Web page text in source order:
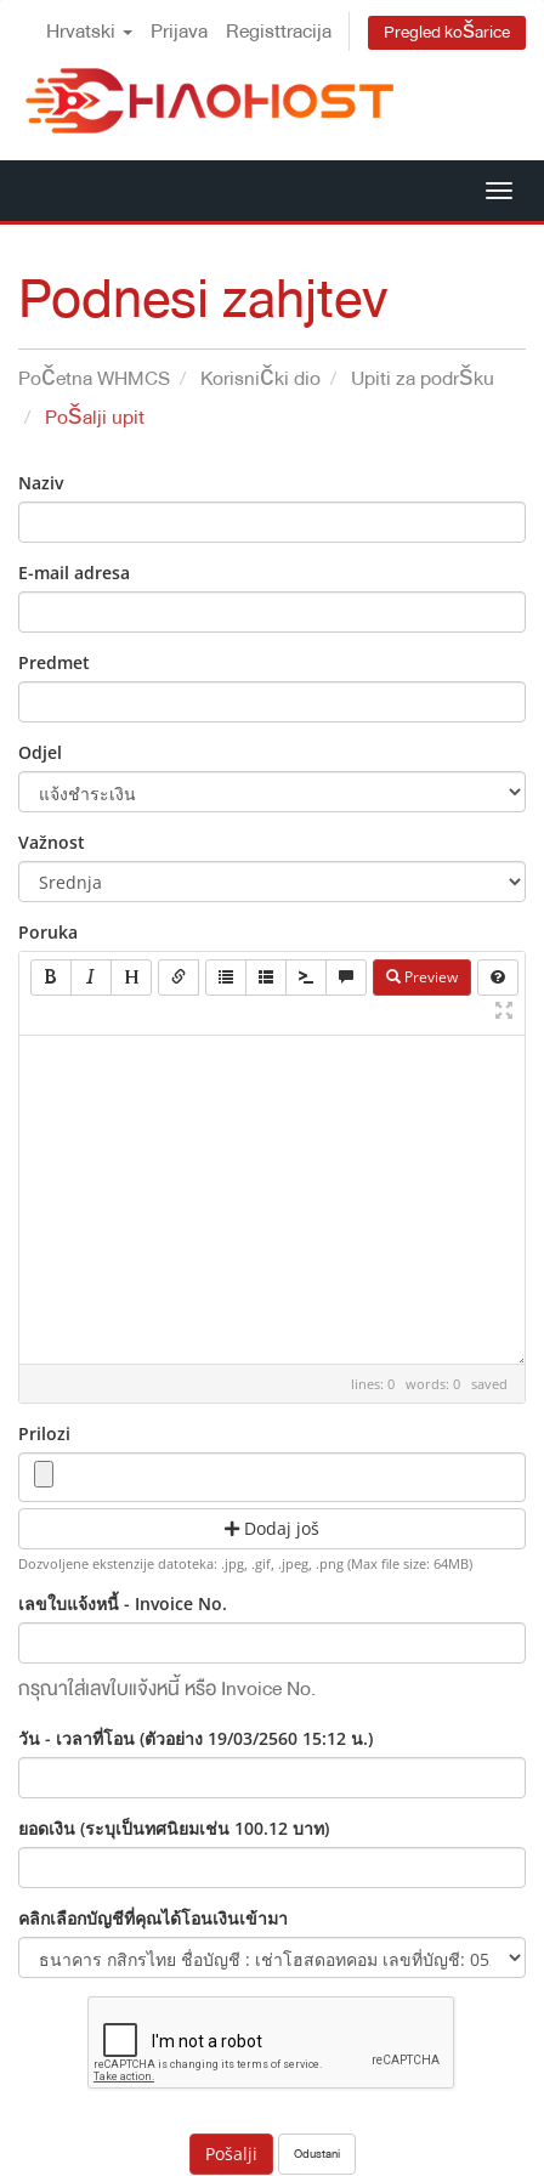
Hrvatski Prijava Registtracija Pregled košarice
Podnesi zahjtev
Početna WHMCS Korisnički dio
Upiti za podršku
Pošalji upit
Naziv
E-mail adresa
Predmet
Odjel
Važnost
Poruka
Preview
lines: 0 words: 0 saved
Prilozi
Dodaj još
Dozvoljene ekstenzije datoteka: .jpg, .gif, .jpeg, .png (Max file size: 64MB)
เลขใบแจ้งหนี้ - Invoice No.
กรุณาใส่เลขใบแจ้งหนี้ หรือ Invoice No.
วัน - เวลาที่โอน (ตัวอย่าง 19/03/2560 15:12 น.)
ยอดเงิน (ระบุเป็นทศนิยมเช่น 100.12 บาท)
คลิกเลือกบัญชีที่คุณได้โอนเงินเข้ามา
Odustani